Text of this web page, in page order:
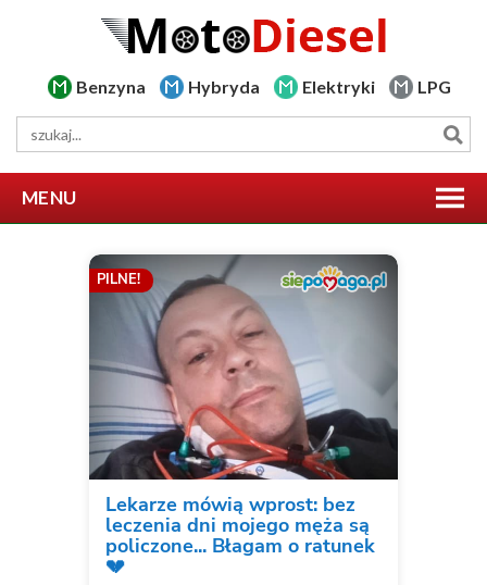
Benzyna Hybryda Elektryki LPG
MENU